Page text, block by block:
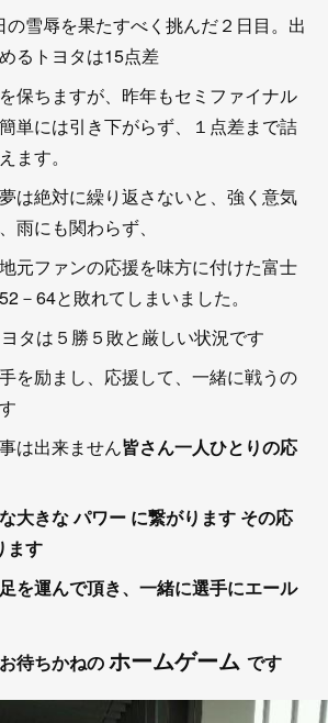
の雪辱を果たすべく挑んだ２日目。出
るトヨタは15点差
保ちますが、昨年もセミファイナル
単には引き下がらず、１点差まで詰
ます。
は絶対に繰り返さないと、強く意気
雨にも関わらず、
元ファンの応援を味方に付けた富士
－64と敗れてしまいました。
タは５勝５敗と厳しい状況です
を励まし、応援して、一緒に戦うの
は出来ません皆さん一人ひとりの応
大きなパワー に繋がります その応
ます
を運んで頂き、一緒に選手にエール
待ちかねのホームゲーム です